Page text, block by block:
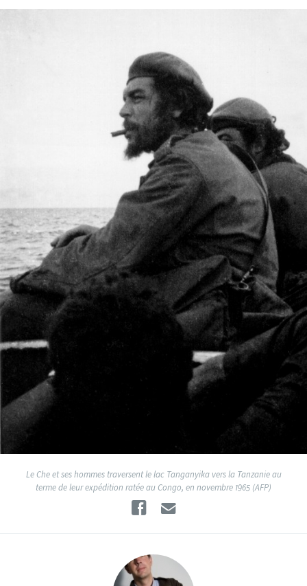
Le Che et ses hommes traversent le lac Tanganyika vers la Tanzanie au
terme de leur expédition ratée au Congo, en novembre 1965 (AFP)
Facebook